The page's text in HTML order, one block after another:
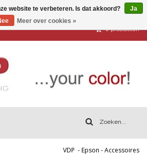
0 producten
VDP -Epson -Accessoires
website te verbeteren. Is dat akkoord?
Ja
Meer over cookies »